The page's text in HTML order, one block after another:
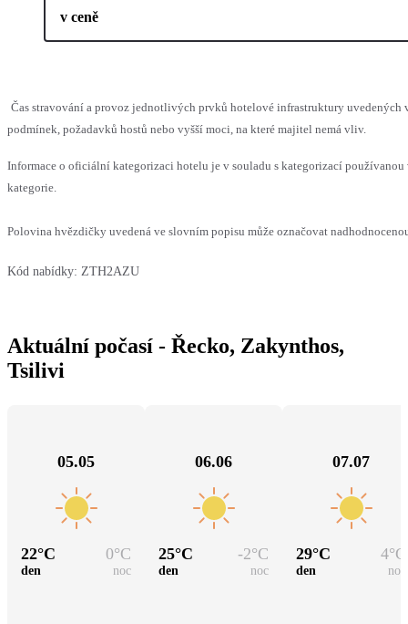
v ceně
Čas stravování a provoz jednotlivých prvků hotelové infrastruktury uvedených
podmínek, požadavků hostů nebo vyšší moci, na které majitel nemá vliv.
Informace o oficiální kategorizaci hotelu je v souladu s kategorizací
kategorie.
Polovina hvězdičky uvedená ve slovním popisu může označovat
Kód nabídky: ZTH2AZU
Aktuální počasí - Řecko, Zakynthos,
Tsilivi
05.05
22°C 0°C
den noc
06.06
25°C -2°C
den noc
07.07
29°C 4°C
den noc